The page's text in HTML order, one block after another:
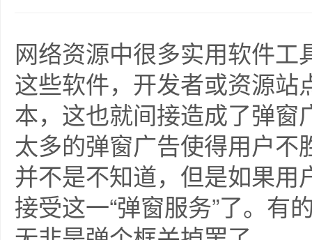
网络资源中很多实用软件
这些软件，开发者或资源
本，这也就间接造成了弹窗
太多的弹窗广告使得用户
并不是不知道，但是如果
接受这一“弹窗服务”了。有